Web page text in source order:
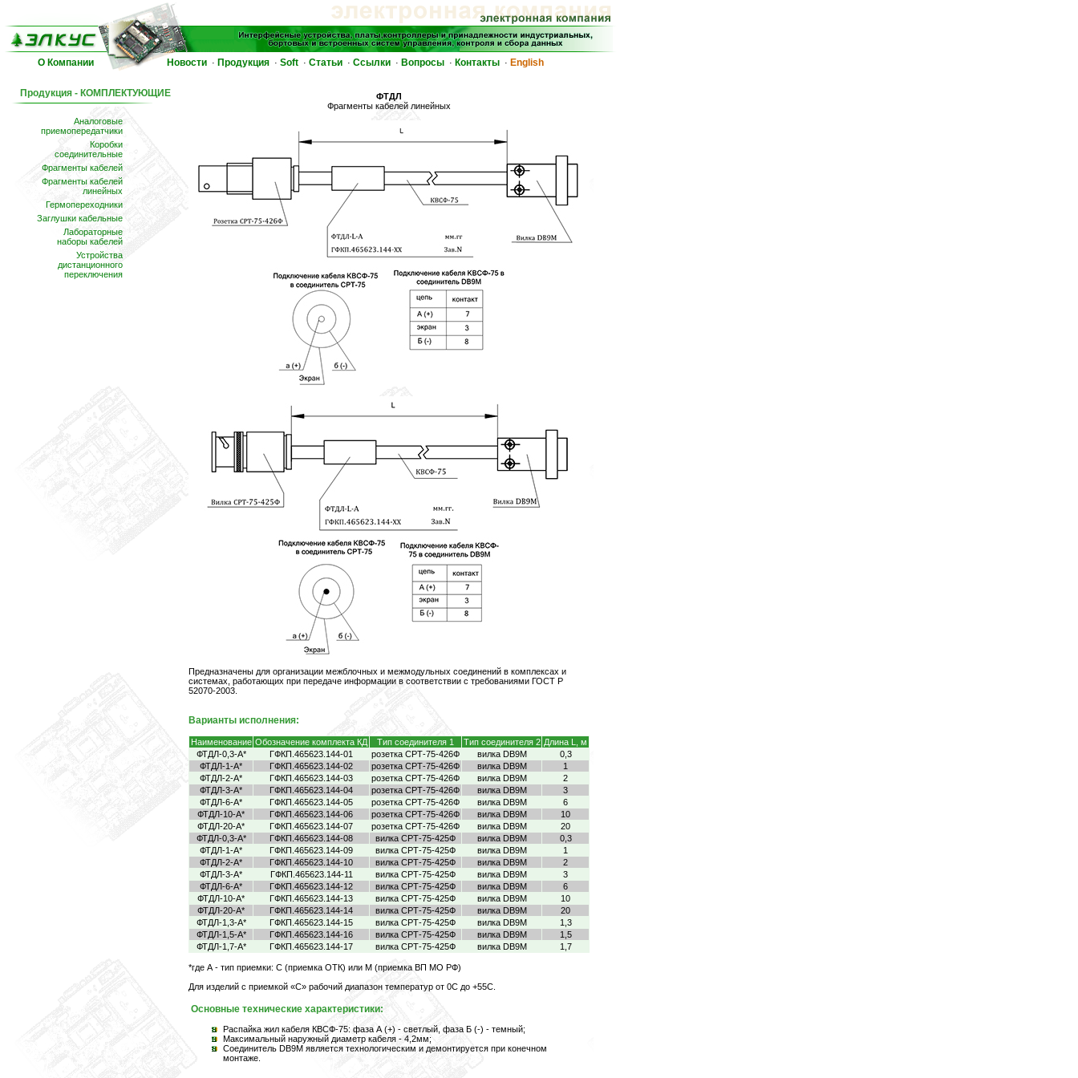
О Компании Новости · Продукция · Soft · Статьи · Ссылки · Вопросы · Контакты · English
Продукция - КОМПЛЕКТУЮЩИЕ
Аналоговые
приемопередатчики
Коробки
соединительные
Фрагменты кабелей
Фрагменты кабелей
линейных
Гермопереходники
Заглушки кабельные
Лабораторные
наборы кабелей
Устройства
дистанционного
переключения
ФТДЛ
Фрагменты кабелей линейных
Предназначены для организации межблочных и межмодульных соединений в комплексах и
системах, работающих при передаче информации в соответствии с требованиями ГОСТ Р
52070-2003.
Варианты исполнения:
Наименование Обозначение комплекта КД Тип соединителя 1 Тип соединителя 2 Длина L, м
ФТДЛ-0,3-А*
ГФКП.465623.144-01 розетка СРТ-75-426Ф вилка DB9M
0,3
ФТДЛ-1-А*
ГФКП.465623.144-02 розетка СРТ-75-426Ф вилка DB9M
1
ФТДЛ-2-А*
ГФКП.465623.144-03 розетка СРТ-75-426Ф вилка DB9M
2
ФТДЛ-3-А*
ГФКП.465623.144-04 розетка СРТ-75-426Ф вилка DB9M
3
ФТДЛ-6-А*
ГФКП.465623.144-05 розетка СРТ-75-426Ф вилка DB9M
6
ФТДЛ-10-А*
ГФКП.465623.144-06 розетка СРТ-75-426Ф вилка DB9M
10
ФТДЛ-20-А*
ГФКП.465623.144-07 розетка СРТ-75-426Ф вилка DB9M
20
ФТДЛ-0,3-А*
ГФКП.465623.144-08 вилка СРТ-75-425Ф вилка DB9M
0,3
ФТДЛ-1-А*
ГФКП.465623.144-09 вилка СРТ-75-425Ф вилка DB9M
1
ФТДЛ-2-А*
ГФКП.465623.144-10 вилка СРТ-75-425Ф вилка DB9M
2
ФТДЛ-3-А*
ГФКП.465623.144-11 вилка СРТ-75-425Ф вилка DB9M
3
ФТДЛ-6-А*
ГФКП.465623.144-12 вилка СРТ-75-425Ф вилка DB9M
6
ФТДЛ-10-А*
ГФКП.465623.144-13 вилка СРТ-75-425Ф вилка DB9M
10
ФТДЛ-20-А*
ГФКП.465623.144-14 вилка СРТ-75-425Ф вилка DB9M
20
ФТДЛ-1,3-А*
ГФКП.465623.144-15 вилка СРТ-75-425Ф вилка DB9M
1,3
ФТДЛ-1,5-А*
ГФКП.465623.144-16 вилка СРТ-75-425Ф вилка DB9M
1,5
ФТДЛ-1,7-А*
ГФКП.465623.144-17 вилка СРТ-75-425Ф вилка DB9M 1,7
*где А - тип приемки: C (приемка ОТК) или M (приемка ВП МО РФ)
Для изделий с приемкой «С» рабочий диапазон температур от 0С до +55С.
Основные технические характеристики:
Распайка жил кабеля КВСФ-75: фаза А (+) - светлый, фаза Б (-) - темный;
Максимальный наружный диаметр кабеля - 4,2мм;
Соединитель DB9M является технологическим и демонтируется при конечном
монтаже.